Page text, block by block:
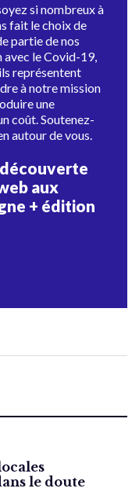
si nombreux à
fait le choix de
partie de nos
avec le Covid-19,
représentent
à notre mission
une
coût. Soutenez-
autour de vous.
aux
+ édition
le doute